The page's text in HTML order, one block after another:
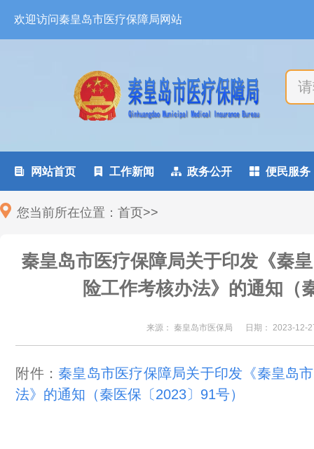
欢迎访问秦皇岛市医疗保障局网站
 网站首页  工作新闻  政务公开  便民服务
您当前所在位置： 首页>>
秦皇岛市医疗保障局关于印发《秦
险工作考核办法》的通知（
来源： 秦皇岛市医保局 日期： 2023-12-
附件： 秦皇岛市医疗保障局关于印发《秦皇岛
法》的通知（秦医保〔2023〕91号）